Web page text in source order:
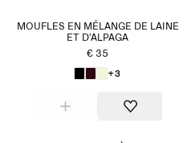
MOUFLES EN MÉLANGE DE LAINE
ET D'ALPAGA
€ 35
+3